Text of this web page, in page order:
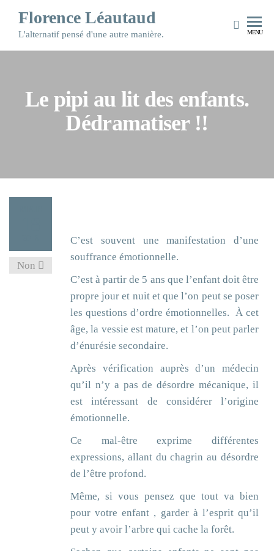
Florence Léautaud
L'alternatif pensé d'une autre manière. MENU
Le pipi au lit des enfants.
Dédramatiser !!
Non
C’est souvent une manifestation d’une
souffrance émotionnelle.
C’est à partir de 5 ans que l’enfant doit être
propre jour et nuit et que l’on peut se poser
les questions d’ordre émotionnelles. À cet
âge, la vessie est mature, et l’on peut parler
d’énurésie secondaire.
Après vérification auprès d’un médecin
qu’il n’y a pas de désordre mécanique, il
est intéressant de considérer l’origine
émotionnelle.
Ce mal-être exprime différentes
expressions, allant du chagrin au désordre
de l’être profond.
Même, si vous pensez que tout va bien
pour votre enfant , garder à l’esprit qu’il
peut y avoir l’arbre qui cache la forêt.